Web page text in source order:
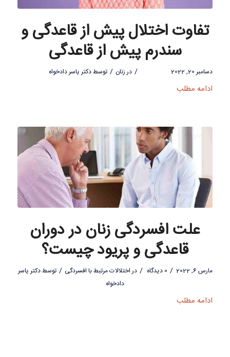
تفاوت اختلال پیش از قاعدگی و
سندرم پیش از قاعدگی
دسامبر 20, 2022 / درزنان / توسطدکتر یاسر دادخواه
ادامه مطلب
علت افسردگی زنان در دوران
قاعدگی و پریود چیست؟
مارس 6, 2022 / 0 دیدگاه / در اختلالات مرتبط با افسردگی / توسطدکتر یاسر
دادخواه
ادامه مطلب